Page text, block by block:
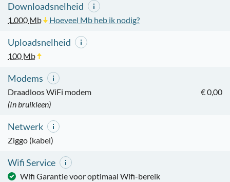
Downloadsnelheid
1.000 Mb Hoeveel Mb heb ik nodig?
Uploadsnelheid
100 Mb
Modems
Draadloos WiFi modem
€ 0,00
(In bruikleen)
Netwerk
Ziggo (kabel)
Wifi Service
Wifi Garantie voor optimaal Wifi-bereik